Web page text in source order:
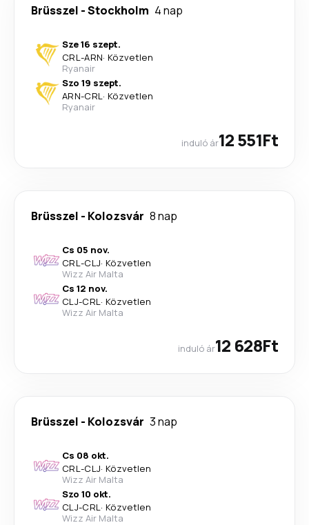
Brüsszel -Stockholm 4 nap
Sze 16 szept.
CRL-ARN· Közvetlen
Ryanair
Szo 19 szept.
ARN-CRL· Közvetlen
Ryanair
induló ár12 551Ft
Brüsszel - Kolozsvár 8 nap
Cs 05 nov.
CRL-CLJ· Közvetlen
Wizz Air Malta
Cs 12 nov.
CLJ-CRL· Közvetlen
Wizz Air Malta
induló ár12 628Ft
Brüsszel - Kolozsvár 3 nap
Cs 08 okt.
CRL-CLJ· Közvetlen
Wizz Air Malta
Szo 10 okt.
CLJ-CRL· Közvetlen
Wizz Air Malta